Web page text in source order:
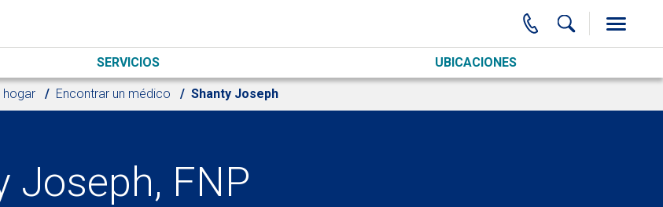
SERVICIOS UBICACIONES
hogar Encontrar un médico Shanty Joseph
Joseph, FNP